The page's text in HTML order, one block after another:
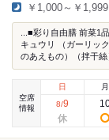
￥1,000～￥1,999
...■彩り自由膳 前菜1
キュウリ （ガーリッ
のあえもの）（拌干
空席
情報
日
8/9
月